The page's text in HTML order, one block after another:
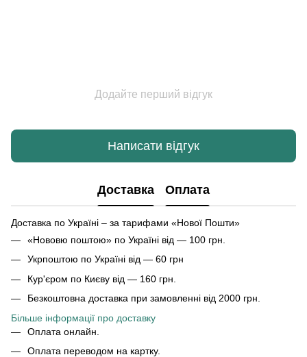
Додайте перший відгук
Написати відгук
Доставка Оплата
Доставка по Україні – за тарифами «Нової Пошти»
«Нововю поштою» по Україні від — 100 грн.
Укрпоштою по Україні від — 60 грн
Кур'єром по Києву від — 160 грн.
Безкоштовна доставка при замовленні від 2000 грн.
Більше інформації про доставку
Оплата онлайн.
Оплата переводом на картку.